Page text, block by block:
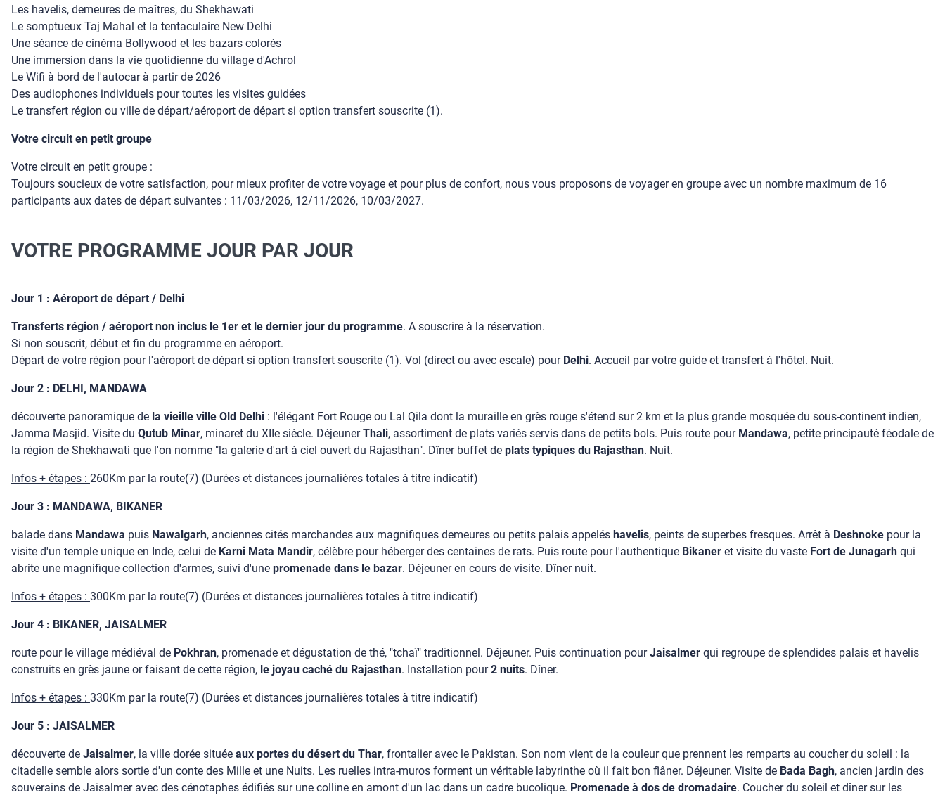
Les havelis, demeures de maîtres, du Shekhawati
Le somptueux Taj Mahal et la tentaculaire New Delhi
Une séance de cinéma Bollywood et les bazars colorés
Une immersion dans la vie quotidienne du village d'Achrol
Le Wifi à bord de l'autocar à partir de 2026
Des audiophones individuels pour toutes les visites guidées
Le transfert région ou ville de départ/aéroport de départ si option transfert souscrite (1).
Votre circuit en petit groupe
Votre circuit en petit groupe :
Toujours soucieux de votre satisfaction, pour mieux profiter de votre voyage et pour plus de confort, nous vous proposons de voyager en groupe avec un nombre maximum de 16
participants aux dates de départ suivantes : 11/03/2026, 12/11/2026, 10/03/2027.
VOTRE PROGRAMME JOUR PAR JOUR
Jour 1 : Aéroport de départ / Delhi
Transferts région / aéroport non inclus le 1er et le dernier jour du programme. A souscrire à la réservation.
Si non souscrit, début et fin du programme en aéroport.
Départ de votre région pour l'aéroport de départ si option transfert souscrite (1). Vol (direct ou avec escale) pour Delhi. Accueil par votre guide et transfert à l'hôtel. Nuit.
Jour 2 : DELHI, MANDAWA
découverte panoramique de la vieille ville Old Delhi : l'élégant Fort Rouge ou Lal Qila dont la muraille en grès rouge s'étend sur 2 km et la plus grande mosquée du sous-continent indien,
Jamma Masjid. Visite du Qutub Minar, minaret du XIIe siècle. DéjeunerThali, assortiment de plats variés servis dans de petits bols. Puis route pour Mandawa, petite principauté féodale de
la région de Shekhawati que l'on nomme "la galerie d'art à ciel ouvert du Rajasthan". Dîner buffet de plats typiques du Rajasthan. Nuit.
Infos + étapes : 260Km par la route(7) (Durées et distances journalières totales à titre indicatif)
Jour 3 : MANDAWA, BIKANER
balade dans Mandawa puis Nawalgarh, anciennes cités marchandes aux magnifiques demeures ou petits palais appelés havelis, peints de superbes fresques. Arrêt à Deshnoke pour la
visite d'un temple unique en Inde, celui de Karni Mata Mandir, célèbre pour héberger des centaines de rats. Puis route pour l'authentique Bikaner et visite du vaste Fort de Junagarh qui
abrite une magnifique collection d'armes, suivi d'une promenade dans le bazar. Déjeuner en cours de visite. Dîner nuit.
Infos + étapes : 300Km par la route(7) (Durées et distances journalières totales à titre indicatif)
Jour 4 : BIKANER, JAISALMER
route pour le village médiéval de Pokhran, promenade et dégustation de thé, "tchaï" traditionnel. Déjeuner. Puis continuation pourJaisalmer qui regroupe de splendides palais et havelis
construits en grès jaune or faisant de cette région, le joyau caché du Rajasthan. Installation pour2 nuits. Dîner.
Infos + étapes : 330Km par la route(7) (Durées et distances journalières totales à titre indicatif)
Jour 5 : JAISALMER
découverte de Jaisalmer, la ville dorée située aux portes du désert du Thar, frontalier avec le Pakistan. Son nom vient de la couleur que prennent les remparts au coucher du soleil : la
citadelle semble alors sortie d'un conte des Mille et une Nuits. Les ruelles intra-muros forment un véritable labyrinthe où il fait bon flâner. Déjeuner. Visite de Bada Bagh, ancien jardin des
souverains de Jaisalmer avec des cénotaphes édifiés sur une colline en amont d'un lac dans un cadre bucolique. Promenade à dos de dromadaire. Coucher du soleil et dîner sur les